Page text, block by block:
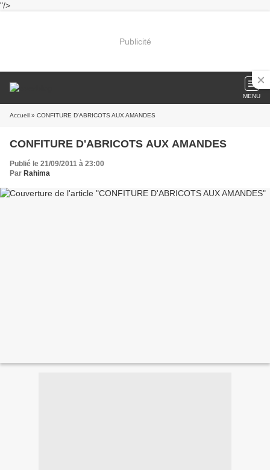
"/>
Publicité
MENU
Accueil » CONFITURE D'ABRICOTS AUX AMANDES
CONFITURE D'ABRICOTS AUX AMANDES
Publié le 21/09/2011 à 23:00
Par Rahima